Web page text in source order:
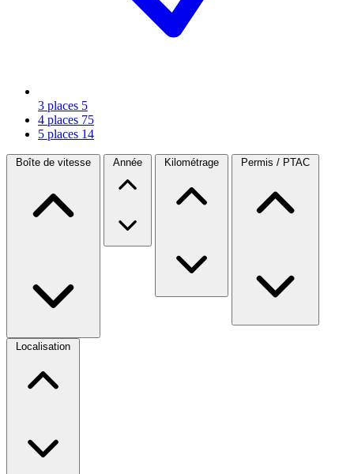
3 places 5
4 places 75
5 places 14
Boîte de vitesse Année Kilométrage Permis / PTAC
Localisation